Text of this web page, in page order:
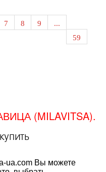
7 8 9
...
59
(MILAVITSA).
ua.com Вы можете